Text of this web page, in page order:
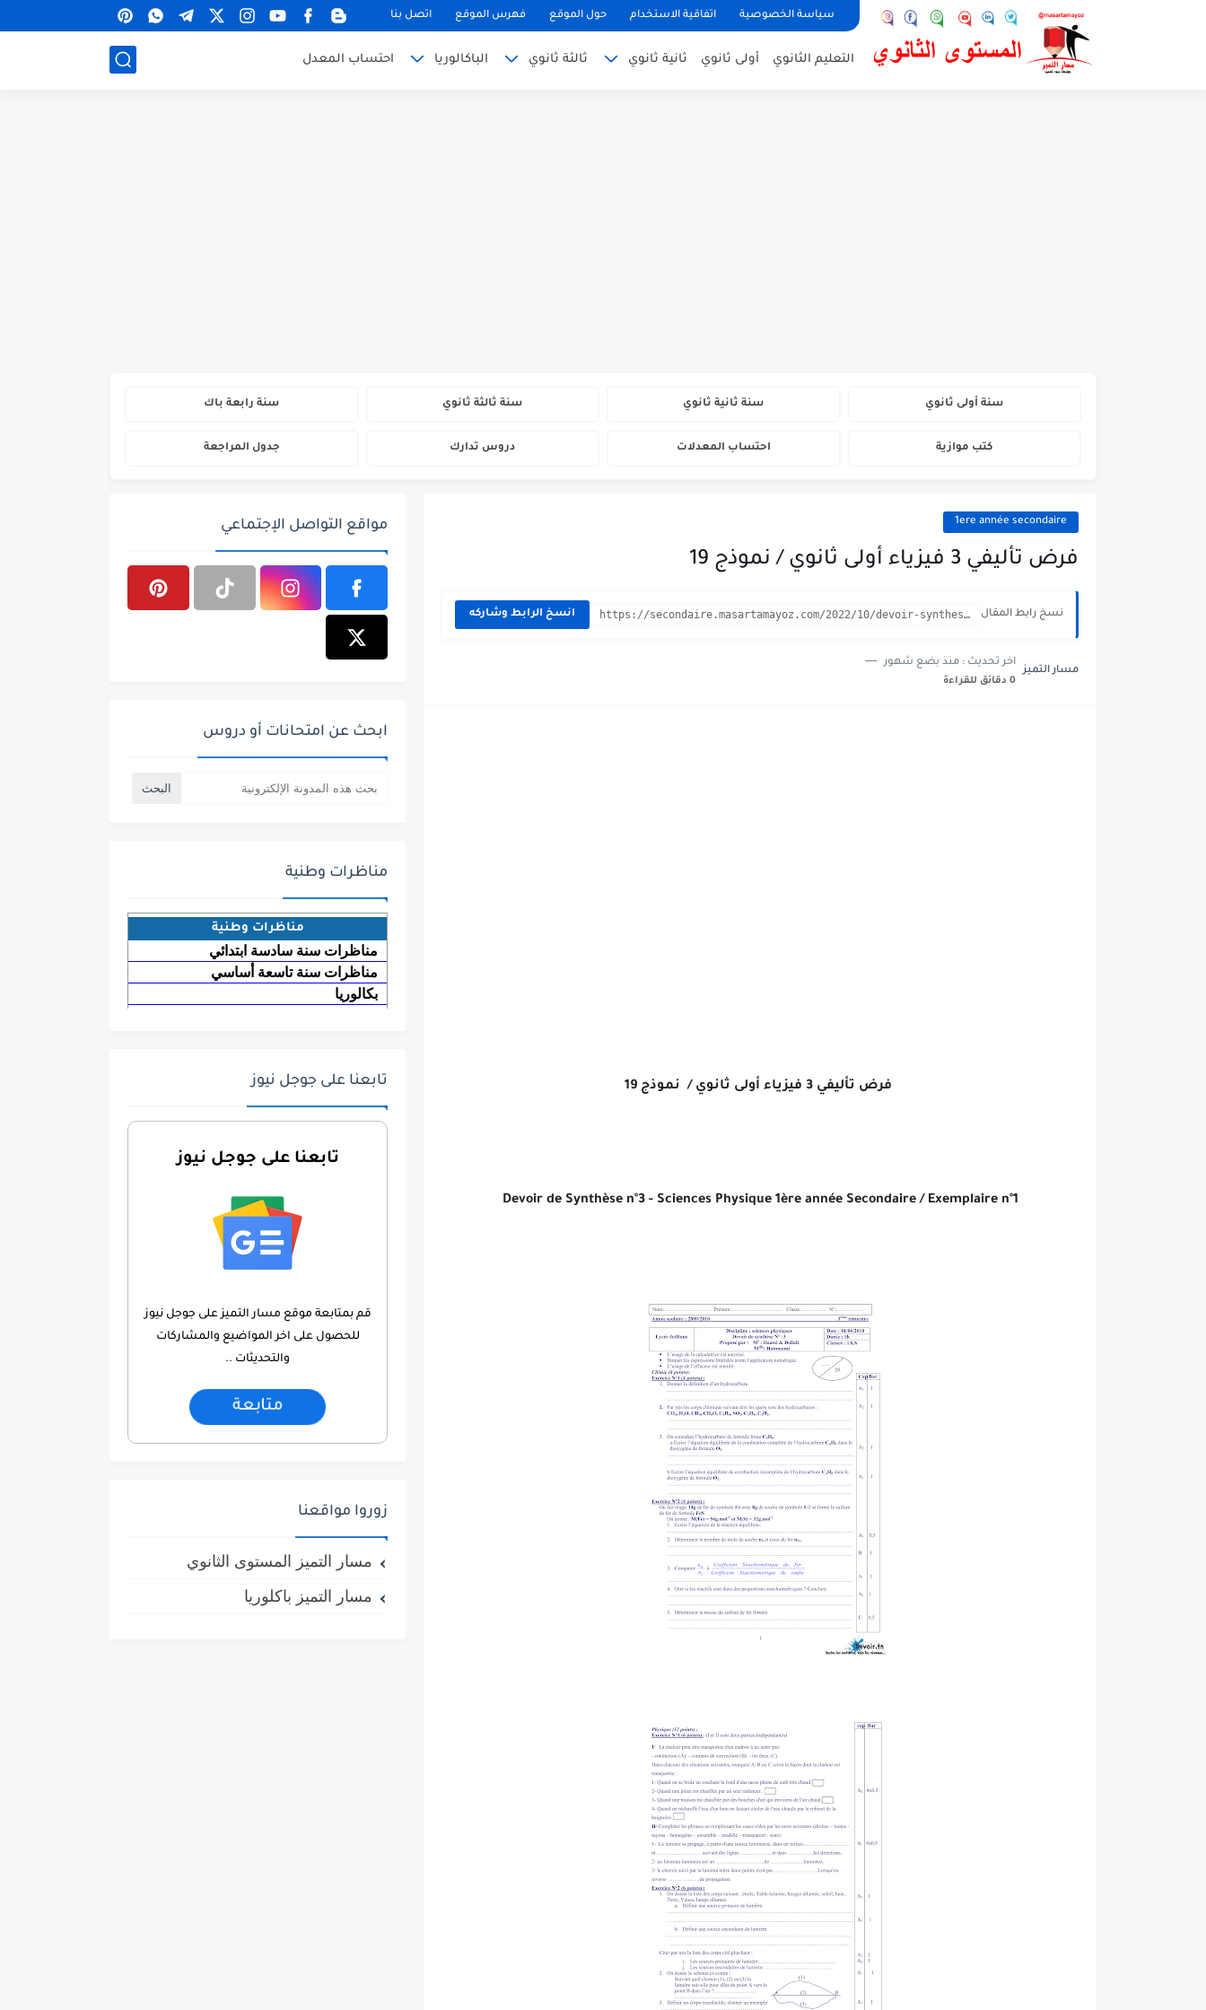
سياسة الخصوصية اتفاقية الاستخدام حول الموقع فهرس الموقع اتصل بنا
التعليم الثانوي أولى ثانوي ثانية ثانوي ثالثة ثانوي الباكالوريا احتساب المعدل
سنة أولى ثانوي سنة ثانية ثانوي سنة ثالثة ثانوي سنة رابعة باك
كتب موازية احتساب المعدلات دروس تدارك جدول المراجعة
1ere année secondaire
فرض تأليفي 3 فيزياء أولى ثانوي / نموذج 19
نسخ رابط المقال https://secondaire.masartamayoz.com/2022/10/devoir-synthese-3-Physique-1ere-annee-19.html انسخ الرابط وشاركه
مسار التميز
اخر تحديث : منذ بضع شهور
0 دقائق للقراءة
فرض تأليفي 3 فيزياء أولى ثانوي / نموذج 19
Devoir de Synthèse n°3 - Sciences Physique 1ère année Secondaire / Exemplaire n°1
مواقع التواصل الإجتماعي
ابحث عن امتحانات أو دروس
مناظرات وطنية
مناظرات وطنية
مناظرات سنة سادسة ابتدائي
مناظرات سنة تاسعة أساسي
بكالوريا
تابعنا على جوجل نيوز
تابعنا على جوجل نيوز
قم بمتابعة موقع مسار التميز على جوجل نيوز
للحصول على اخر المواضيع والمشاركات
والتحديثات ..
متابعة
زوروا مواقعنا
مسار التميز المستوى الثانوي
مسار التميز باكلوريا